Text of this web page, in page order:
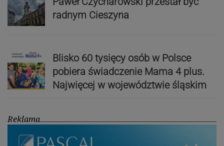
radnym Cieszyna
Blisko 60 tysięcy osób w Polsce
pobiera świadczenie Mama 4 plus.
Najwięcej w województwie śląskim
Reklama